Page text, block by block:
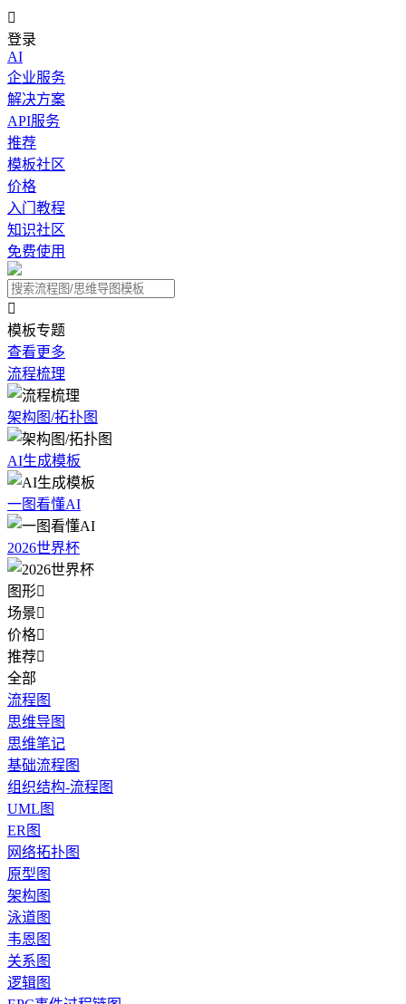

登录
AI
企业服务
解决方案
API服务
推荐
模板社区
价格
入门教程
知识社区
免费使用

模板专题
查看更多
流程梳理
架构图/拓扑图
AI生成模板
一图看懂AI
2026世界杯
图形
场景
价格
推荐
全部
流程图
思维导图
思维笔记
基础流程图
组织结构-流程图
UML图
ER图
网络拓扑图
原型图
架构图
泳道图
韦恩图
关系图
逻辑图